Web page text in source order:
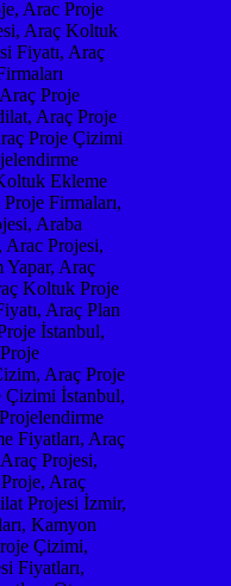
Arac Proje
Araç Koltuk
Fiyatı, Araç
Proje
Araç Proje
Proje Çizimi
Ekleme
Firmaları,
Araba
Projesi,
Araç
Koltuk Proje
Araç Plan
İstanbul,
Araç Proje
İstanbul,
Fiyatları, Araç
Projesi,
Araç
Projesi İzmir,
Kamyon
Çizimi,
Fiyatları,